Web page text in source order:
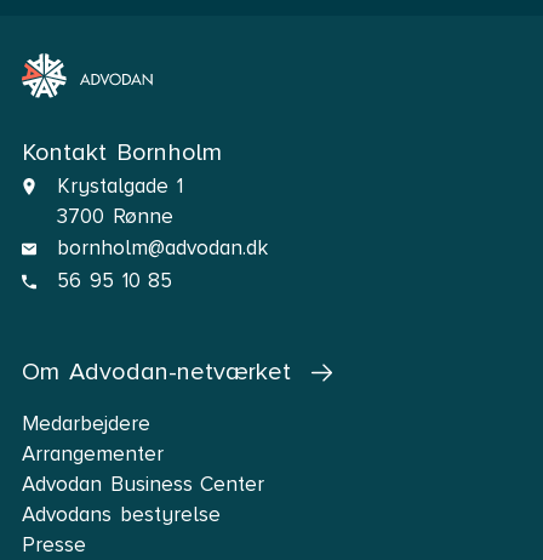
Kontakt Bornholm
Krystalgade 1
3700 Rønne
bornholm@advodan.dk
56 95 10 85
Om Advodan-netværket
Medarbejdere
Arrangementer
Advodan Business Center
Advodans bestyrelse
Presse